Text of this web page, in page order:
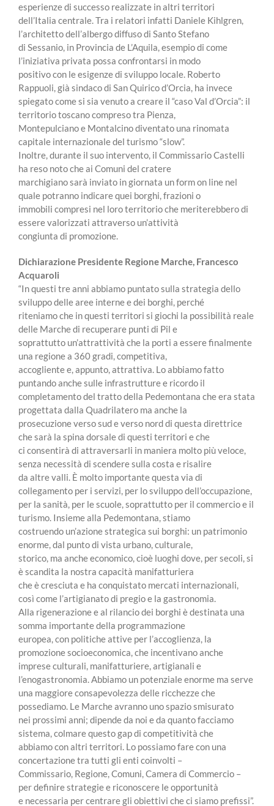
esperienze di successo realizzate in altri territori
dell’Italia centrale. Tra i relatori infatti Daniele Kihlgren,
l’architetto dell’albergo diffuso di Santo Stefano
di Sessanio, in Provincia de L’Aquila, esempio di come
l’iniziativa privata possa confrontarsi in modo
positivo con le esigenze di sviluppo locale. Roberto
Rappuoli, già sindaco di San Quirico d’Orcia, ha invece
spiegato come si sia venuto a creare il “caso Val d’Orcia”: il
territorio toscano compreso tra Pienza,
Montepulciano e Montalcino diventato una rinomata
capitale internazionale del turismo “slow”.
Inoltre, durante il suo intervento, il Commissario Castelli
ha reso noto che ai Comuni del cratere
marchigiano sarà inviato in giornata un form on line nel
quale potranno indicare quei borghi, frazioni o
immobili compresi nel loro territorio che meriterebbero di
essere valorizzati attraverso un’attività
congiunta di promozione.
Dichiarazione Presidente Regione Marche, Francesco
Acquaroli
“In questi tre anni abbiamo puntato sulla strategia dello
sviluppo delle aree interne e dei borghi, perché
riteniamo che in questi territori si giochi la possibilità reale
delle Marche di recuperare punti di Pil e
soprattutto un’attrattività che la porti a essere finalmente
una regione a 360 gradi, competitiva,
accogliente e, appunto, attrattiva. Lo abbiamo fatto
puntando anche sulle infrastrutture e ricordo il
completamento del tratto della Pedemontana che era stata
progettata dalla Quadrilatero ma anche la
prosecuzione verso sud e verso nord di questa direttrice
che sarà la spina dorsale di questi territori e che
ci consentirà di attraversarli in maniera molto più veloce,
senza necessità di scendere sulla costa e risalire
da altre valli. È molto importante questa via di
collegamento per i servizi, per lo sviluppo dell’occupazione,
per la sanità, per le scuole, soprattutto per il commercio e il
turismo. Insieme alla Pedemontana, stiamo
costruendo un’azione strategica sui borghi: un patrimonio
enorme, dal punto di vista urbano, culturale,
storico, ma anche economico, cioè luoghi dove, per secoli, si
è scandita la nostra capacità manifatturiera
che è cresciuta e ha conquistato mercati internazionali,
così come l’artigianato di pregio e la gastronomia.
Alla rigenerazione e al rilancio dei borghi è destinata una
somma importante della programmazione
europea, con politiche attive per l’accoglienza, la
promozione socioeconomica, che incentivano anche
imprese culturali, manifatturiere, artigianali e
l’enogastronomia. Abbiamo un potenziale enorme ma serve
una maggiore consapevolezza delle ricchezze che
possediamo. Le Marche avranno uno spazio smisurato
nei prossimi anni; dipende da noi e da quanto facciamo
sistema, colmare questo gap di competitività che
abbiamo con altri territori. Lo possiamo fare con una
concertazione tra tutti gli enti coinvolti –
Commissario, Regione, Comuni, Camera di Commercio –
per definire strategie e riconoscere le opportunità
e necessaria per centrare gli obiettivi che ci siamo prefissi”.